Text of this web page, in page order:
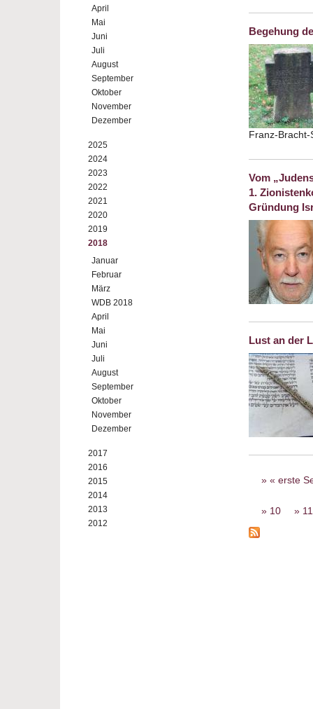
April
Mai
Juni
Juli
August
September
Oktober
November
Dezember
2025
2024
2023
2022
2021
2020
2019
2018
Januar
Februar
März
WDB 2018
April
Mai
Juni
Juli
August
September
Oktober
November
Dezember
2017
2016
2015
2014
2013
2012
Begehung
Franz-
Vom
1.
Gründung
Lust an der
Seiten
« erste
10 11